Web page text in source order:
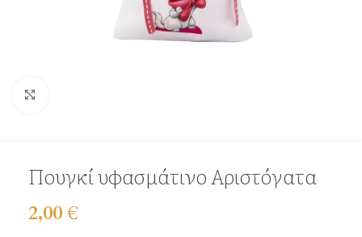
Πουγκί υφασμάτινο Αριστόγατα
2,00€